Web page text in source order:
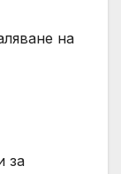
на
за